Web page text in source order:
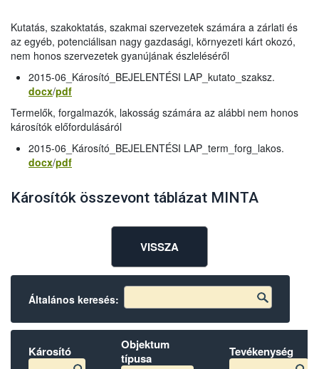
Kutatás, szakoktatás, szakmai szervezetek számára a zárlati és
az egyéb, potenciálisan nagy gazdasági, környezeti kárt okozó,
nem honos szervezetek gyanújának észleléséről
2015-06_Károsító_BEJELENTÉSI LAP_kutato_szaksz.
docx/pdf
Termelők, forgalmazók, lakosság számára az alábbi nem honos
károsítók előfordulásáról
2015-06_Károsító_BEJELENTÉSI LAP_term_forg_lakos.
docx/pdf
Károsítók összevont táblázat MINTA
VISSZA
Általános keresés:
Károsító
Objektum
típusa
Tevékenység